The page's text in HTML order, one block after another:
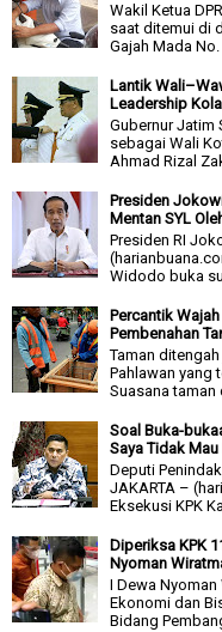
Wakil Ketua
saat ditemui di
Gajah Mada
Lantik
Leadership
Gubernur Jatim
sebagai Wali
Ahmad Rizal
Presiden
Mentan SYL
Presiden RI
Widodo buka
Percantik
Pembenahan
Taman
Pahlawan yang
Suasana taman
Soal Buka-
Saya Tidak
Deputi
JAKARTA –
Eksekusi KPK
Diperiksa KPK
Nyoman
I Dewa
Ekonomi dan
Bidang